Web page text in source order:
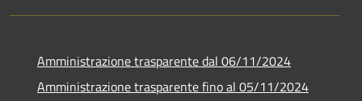
Amministrazione trasparente dal 06/11/2024
Amministrazione trasparente fino al 05/11/2024